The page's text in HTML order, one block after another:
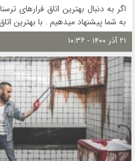
اگر به دنبال بهترین اتاق فرارهای
به شما پیشنهاد میدهیم . با بهترین
۲۱ آذر ۱۴۰۰ - ۱۰:۳۶